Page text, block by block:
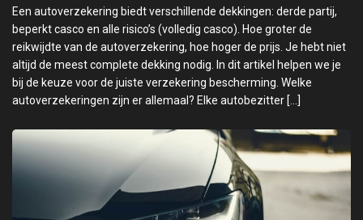
Een autoverzekering biedt verschillende dekkingen: derde partij,
beperkt casco en alle risico’s (volledig casco). Hoe groter de
reikwijdte van de autoverzekering, hoe hoger de prijs. Je hebt niet
altijd de meest complete dekking nodig. In dit artikel helpen we je
bij de keuze voor de juiste verzekering bescherming. Welke
autoverzekeringen zijn er allemaal? Elke autobezitter […]